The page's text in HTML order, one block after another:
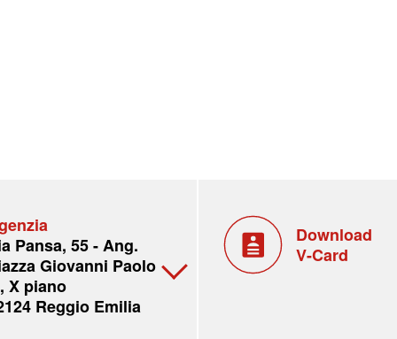
Pansa, 55 - Ang.
Giovanni Paolo
X piano
Reggio Emilia
Download
V-Card